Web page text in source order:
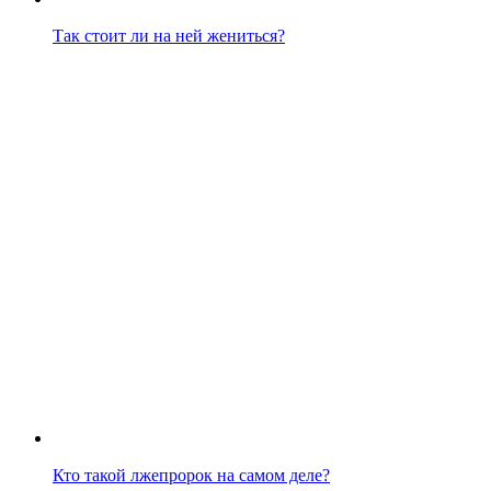
Так стоит ли на ней жениться?
Кто такой лжепророк на самом деле?